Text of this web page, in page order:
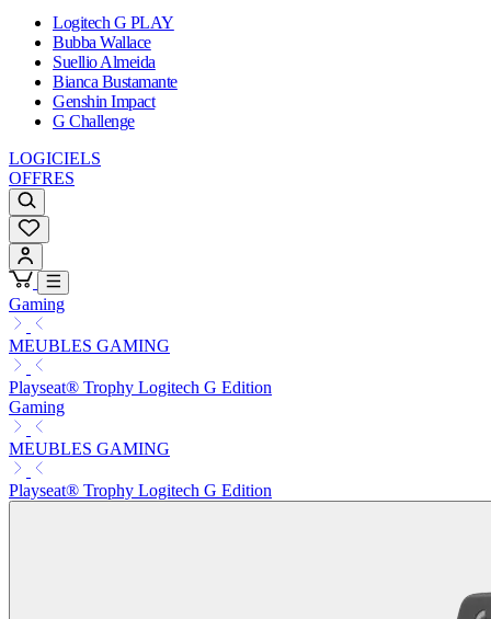
Logitech G PLAY
Bubba Wallace
Suellio Almeida
Bianca Bustamante
Genshin Impact
G Challenge
LOGICIELS
OFFRES
Gaming
MEUBLES GAMING
Playseat® Trophy Logitech G Edition
Gaming
MEUBLES GAMING
Playseat® Trophy Logitech G Edition